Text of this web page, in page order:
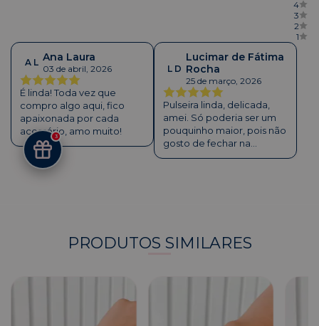
4
3
2
1
A L Ana Laura
03 de abril, 2026
É linda! Toda vez que
compro algo aqui, fico
apaixonada por cada
acessório, amo muito!
L D
Lucimar de Fátima
Rocha
25 de março, 2026
Pulseira linda, delicada,
amei. Só poderia ser um
pouquinho maior, pois não
gosto de fechar na
correntinha. Mas amei.....
PRODUTOS SIMILARES
3